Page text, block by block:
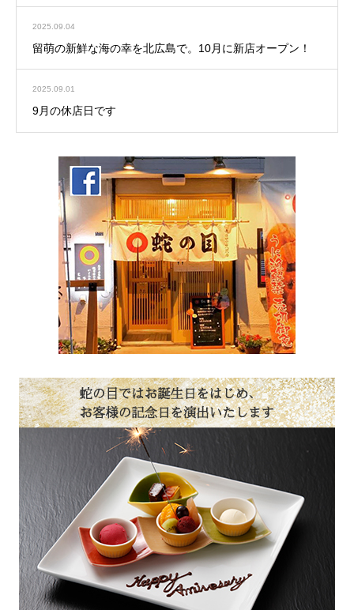
2025.09.04
留萌の新鮮な海の幸を北広島で。10月に新店オープン！
2025.09.01
9月の休店日です